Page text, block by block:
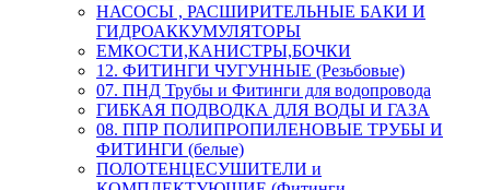
НАСОСЫ , РАСШИРИТЕЛЬНЫЕ БАКИ И
ГИДРОАККУМУЛЯТОРЫ
ЕМКОСТИ,КАНИСТРЫ,БОЧКИ
12. ФИТИНГИ ЧУГУННЫЕ (Резьбовые)
07. ПНД Трубы и Фитинги для водопровода
ГИБКАЯ ПОДВОДКА ДЛЯ ВОДЫ И ГАЗА
08. ППР ПОЛИПРОПИЛЕНОВЫЕ ТРУБЫ И
ФИТИНГИ (белые)
ПОЛОТЕНЦЕСУШИТЕЛИ и